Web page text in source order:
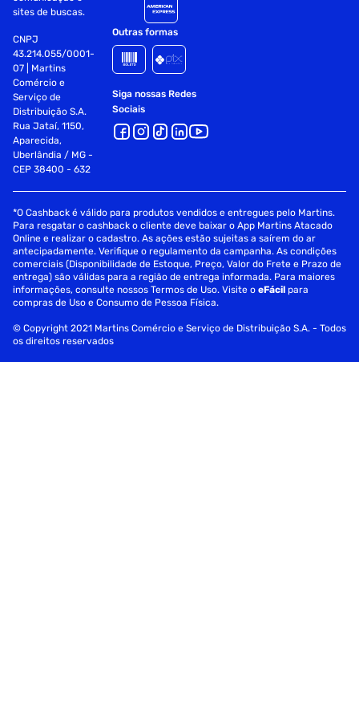
sites de buscas.
CNPJ
43.214.055/0001-
07 | Martins
Comércio e
Serviço de
Distribuição S.A.
Rua Jataí, 1150,
Aparecida,
Uberlândia / MG -
CEP 38400 - 632
Outras formas
Siga nossas Redes
Sociais
*O Cashback é válido para produtos vendidos e entregues pelo Martins.
Para resgatar o cashback o cliente deve baixar o App Martins Atacado
Online e realizar o cadastro. As ações estão sujeitas a saírem do ar
antecipadamente. Verifique o regulamento da campanha. As condições
comerciais (Disponibilidade de Estoque, Preço, Valor do Frete e Prazo de
entrega) são válidas para a região de entrega informada. Para maiores
informações, consulte nossos Termos de Uso. Visite oeFácil para
compras de Uso e Consumo de Pessoa Física.
© Copyright 2021 Martins Comércio e Serviço de Distribuição S.A. - Todos
os direitos reservados